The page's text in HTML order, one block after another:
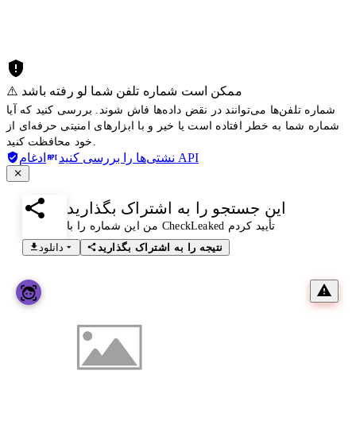
⚠️ ممکن است شماره تلفن شما لو رفته باشد
شماره تلفن‌ها می‌توانند در نقض داده‌ها فاش شوند. بررسی کنید که آیا
شماره شما به خطر افتاده است یا خیر و با ابزارهای امنیتی حرفه‌ای از
نشتی‌ها را بررسی کنید ادغام API
این جستجو را به اشتراک بگذارید
من این شماره را با CheckLeaked تأیید کردم
دانلود
نتیجه را به اشتراک بگذارید